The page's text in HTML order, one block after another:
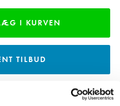
I KURVEN
TILBUD
- MOD DEPOSITUM